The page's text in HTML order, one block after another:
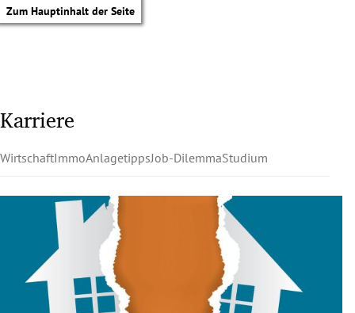
Zum Hauptinhalt der Seite
Karriere
WirtschaftImmoAnlagetippsJob-DilemmaStudium